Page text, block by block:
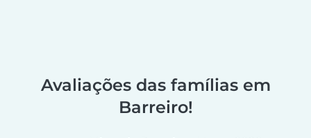
Avaliações das famílias em
Barreiro!